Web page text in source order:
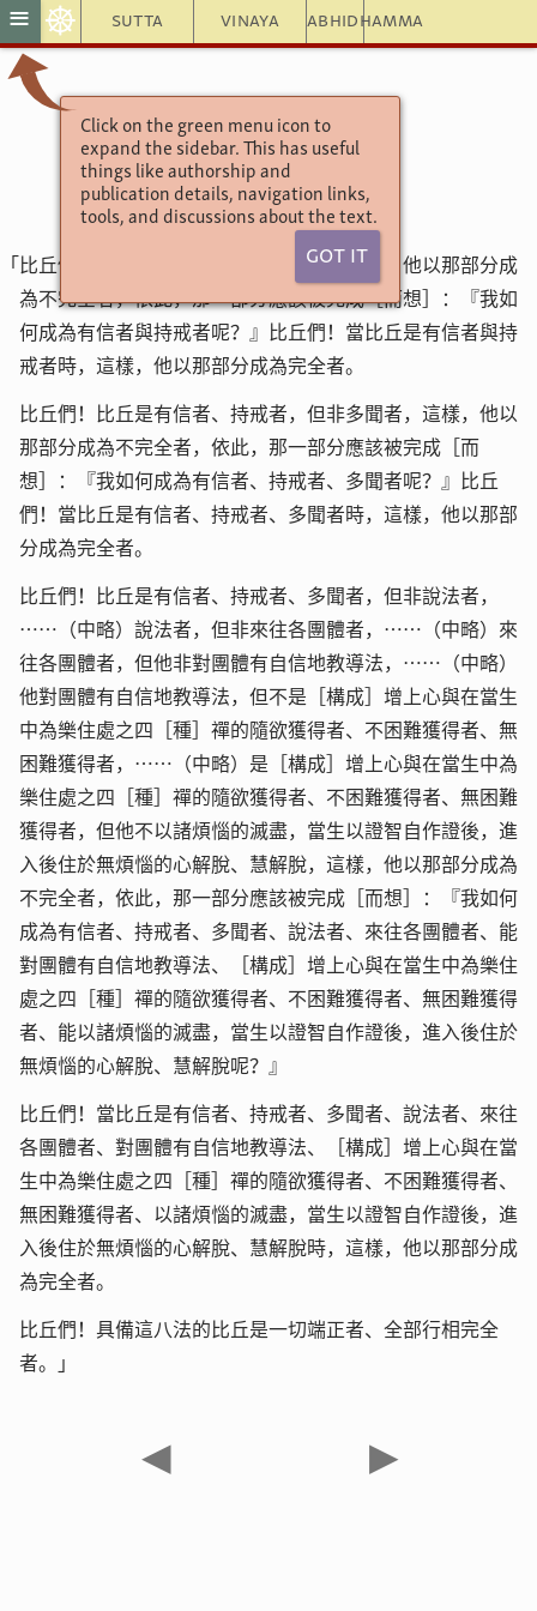
Sutta Vinaya Abhidhamma
≡ ☸
Click on the green menu icon to
expand the sidebar. This has useful
things like authorship and
publication details, navigation links,
tools, and discussions about the text.
Got It
增支部8集71經
信經第一
「比丘們！比丘是有信者，但非持戒者，這樣，他以那部分成
為不完全者，依此，那一部分應該被完成［而想］：『我如
何成為有信者與持戒者呢？』比丘們！當比丘是有信者與持
戒者時，這樣，他以那部分成為完全者。
比丘們！比丘是有信者、持戒者，但非多聞者，這樣，他以
那部分成為不完全者，依此，那一部分應該被完成［而
想］：『我如何成為有信者、持戒者、多聞者呢？』比丘
們！當比丘是有信者、持戒者、多聞者時，這樣，他以那部
分成為完全者。
比丘們！比丘是有信者、持戒者、多聞者，但非說法者，
……（中略）說法者，但非來往各團體者，……（中略）來
往各團體者，但他非對團體有自信地教導法，……（中略）
他對團體有自信地教導法，但不是［構成］增上心與在當生
中為樂住處之四［種］禪的隨欲獲得者、不困難獲得者、無
困難獲得者，……（中略）是［構成］增上心與在當生中為
樂住處之四［種］禪的隨欲獲得者、不困難獲得者、無困難
獲得者，但他不以諸煩惱的滅盡，當生以證智自作證後，進
入後住於無煩惱的心解脫、慧解脫，這樣，他以那部分成為
不完全者，依此，那一部分應該被完成［而想］：『我如何
成為有信者、持戒者、多聞者、說法者、來往各團體者、能
對團體有自信地教導法、［構成］增上心與在當生中為樂住
處之四［種］禪的隨欲獲得者、不困難獲得者、無困難獲得
者、能以諸煩惱的滅盡，當生以證智自作證後，進入後住於
無煩惱的心解脫、慧解脫呢？』
比丘們！當比丘是有信者、持戒者、多聞者、說法者、來往
各團體者、對團體有自信地教導法、［構成］增上心與在當
生中為樂住處之四［種］禪的隨欲獲得者、不困難獲得者、
無困難獲得者、以諸煩惱的滅盡，當生以證智自作證後，進
入後住於無煩惱的心解脫、慧解脫時，這樣，他以那部分成
為完全者。
比丘們！具備這八法的比丘是一切端正者、全部行相完全
者。」
◀ ▶